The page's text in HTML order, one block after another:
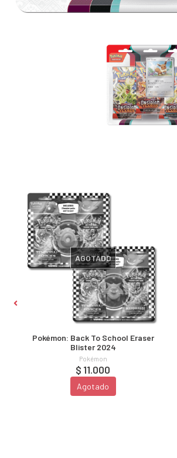
AGOTADO
Pokémon: Back To School Eraser
Blister 2024
Pokémon
$ 11.000
Agotado